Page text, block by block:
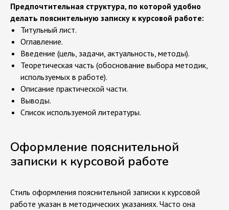
Предпочтительная структура, по которой удобно
делать пояснительную записку к курсовой работе:
Титульный лист.
Оглавление.
Введение (цель, задачи, актуальность, методы).
Теоретическая часть (обоснование выбора методик,
используемых в работе).
Описание практической части.
Выводы.
Список используемой литературы.
Оформление пояснительной
записки к курсовой работе
Стиль оформления пояснительной записки к курсовой
работе указан в методических указаниях. Часто она